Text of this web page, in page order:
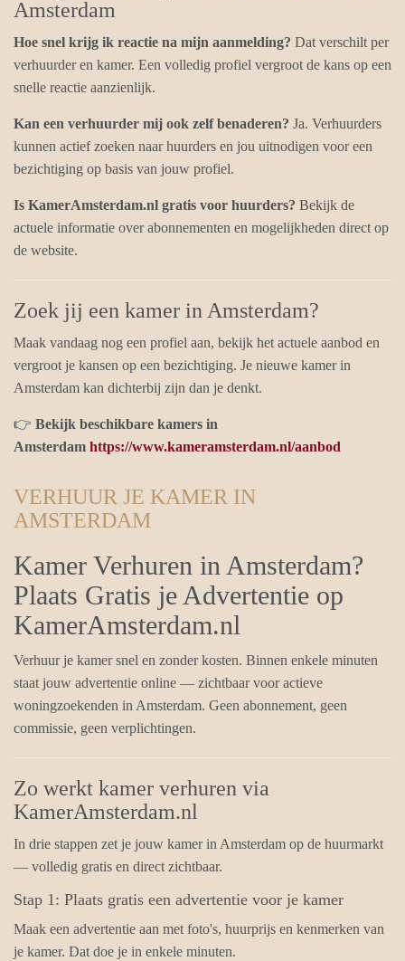
Amsterdam
Hoe snel krijg ik reactie na mijn aanmelding? Dat verschilt per
verhuurder en kamer. Een volledig profiel vergroot de kans op een
snelle reactie aanzienlijk.
Kan een verhuurder mij ook zelf benaderen? Ja. Verhuurders
kunnen actief zoeken naar huurders en jou uitnodigen voor een
bezichtiging op basis van jouw profiel.
Is KamerAmsterdam.nl gratis voor huurders? Bekijk de
actuele informatie over abonnementen en mogelijkheden direct op
de website.
Zoek jij een kamer in Amsterdam?
Maak vandaag nog een profiel aan, bekijk het actuele aanbod en
vergroot je kansen op een bezichtiging. Je nieuwe kamer in
Amsterdam kan dichterbij zijn dan je denkt.
👉 Bekijk beschikbare kamers in
Amsterdam https://www.kameramsterdam.nl/aanbod
VERHUUR JE KAMER IN
AMSTERDAM
Kamer Verhuren in Amsterdam?
Plaats Gratis je Advertentie op
KamerAmsterdam.nl
Verhuur je kamer snel en zonder kosten. Binnen enkele minuten
staat jouw advertentie online — zichtbaar voor actieve
woningzoekenden in Amsterdam. Geen abonnement, geen
commissie, geen verplichtingen.
Zo werkt kamer verhuren via
KamerAmsterdam.nl
In drie stappen zet je jouw kamer in Amsterdam op de huurmarkt
— volledig gratis en direct zichtbaar.
Stap 1: Plaats gratis een advertentie voor je kamer
Maak een advertentie aan met foto's, huurprijs en kenmerken van
je kamer. Dat doe je in enkele minuten.